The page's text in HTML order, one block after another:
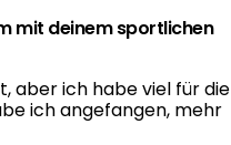
mit deinem sportlichen
aber ich habe viel für die
ich angefangen, mehr